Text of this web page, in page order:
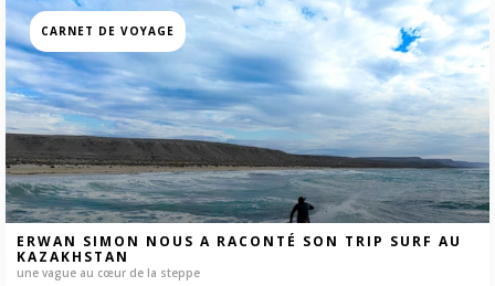
ERWAN SIMON NOUS A RACONTÉ SON TRIP SURF AU
KAZAKHSTAN
une vague au cœur de la steppe
CARNET DE VOYAGE